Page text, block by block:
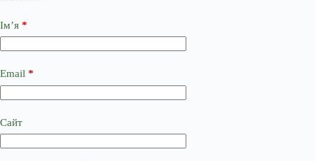
Ім’я *
Email *
Сайт